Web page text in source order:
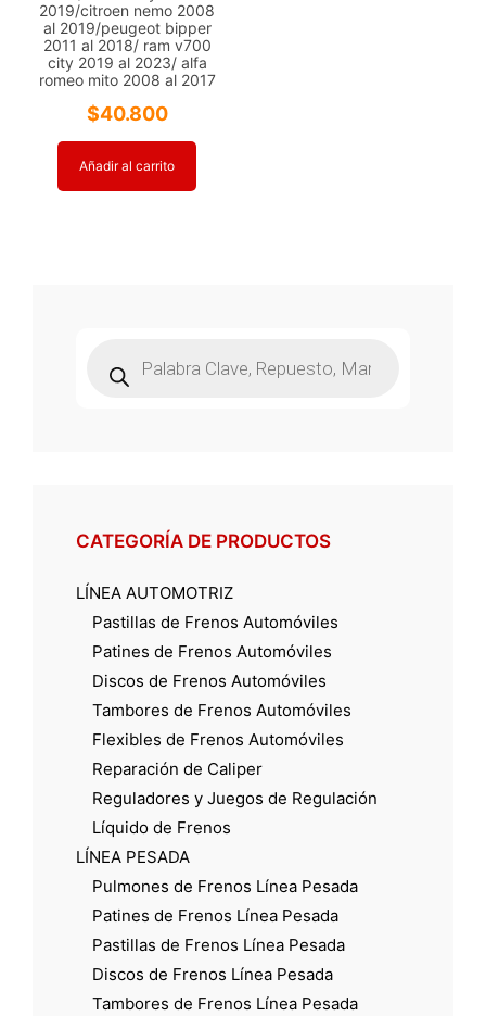
2019/citroen nemo 2008
al 2019/peugeot bipper
2011 al 2018/ ram v700
city 2019 al 2023/ alfa
romeo mito 2008 al 2017
$40.800
Añadir al carrito
productos
CATEGORÍA DE PRODUCTOS
LÍNEA AUTOMOTRIZ
Pastillas de Frenos Automóviles
Patines de Frenos Automóviles
Discos de Frenos Automóviles
Tambores de Frenos Automóviles
Flexibles de Frenos Automóviles
Reparación de Caliper
Reguladores y Juegos de Regulación
Líquido de Frenos
LÍNEA PESADA
Pulmones de Frenos Línea Pesada
Patines de Frenos Línea Pesada
Pastillas de Frenos Línea Pesada
Discos de Frenos Línea Pesada
Tambores de Frenos Línea Pesada